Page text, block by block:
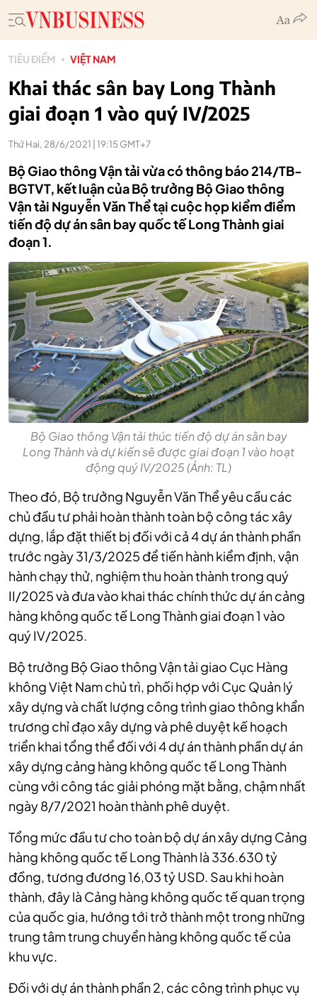
TIÊU ĐIỂM VIỆT NAM
Khai thác sân bay Long Thành
giai đoạn 1 vào quý IV/2025
Thứ Hai, 28/6/2021 | 19:15 GMT+7
Bộ Giao thông Vận tải vừa có thông báo 214/TB-
BGTVT, kết luận của Bộ trưởng Bộ Giao thông
Vận tải Nguyễn Văn Thể tại cuộc họp kiểm điểm
tiến độ dự án sân bay quốc tế Long Thành giai
đoạn 1.
Bộ Giao thông Vận tải thúc tiến độ dự án sân bay
Long Thành và dự kiến sẽ được giai đoạn 1 vào hoạt
động quý IV/2025 (Ảnh: TL)
Theo đó, Bộ trưởng Nguyễn Văn Thể yêu cầu các
chủ đầu tư phải hoàn thành toàn bộ công tác xây
dựng, lắp đặt thiết bị đối với cả 4 dự án thành phần
trước ngày 31/3/2025 để tiến hành kiểm định, vận
hành chạy thử, nghiệm thu hoàn thành trong quý
II/2025 và đưa vào khai thác chính thức dự án cảng
hàng không quốc tế Long Thành giai đoạn 1 vào
quý IV/2025.
Bộ trưởng Bộ Giao thông Vận tải giao Cục Hàng
không Việt Nam chủ trì, phối hợp với Cục Quản lý
xây dựng và chất lượng công trình giao thông khẩn
trương chỉ đạo xây dựng và phê duyệt kế hoạch
triển khai tổng thể đối với 4 dự án thành phần dự án
xây dựng cảng hàng không quốc tế Long Thành
cùng với công tác giải phóng mặt bằng, chậm nhất
ngày 8/7/2021 hoàn thành phê duyệt.
Tổng mức đầu tư cho toàn bộ dự án xây dựng Cảng
hàng không quốc tế Long Thành là 336.630 tỷ
đồng, tương đương 16,03 tỷ USD. Sau khi hoàn
thành, đây là Cảng hàng không quốc tế quan trọng
của quốc gia, hướng tới trở thành một trong những
trung tâm trung chuyển hàng không quốc tế của
khu vực.
Đối với dự án thành phần 2, các công trình phục vụ